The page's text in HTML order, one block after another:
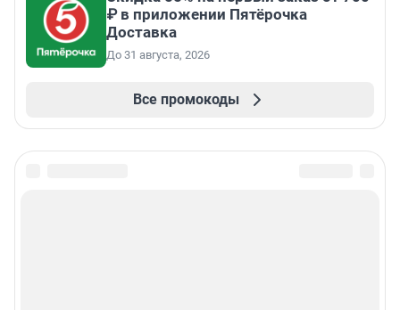
₽ в приложении Пятёрочка
Доставка
До 31 августа, 2026
Все промокоды